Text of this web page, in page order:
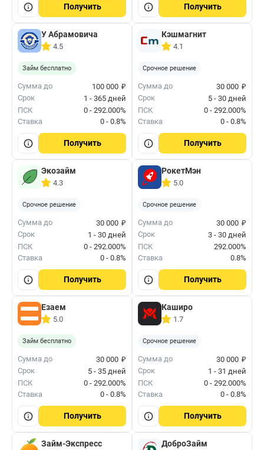
Получить Получить
У Абрамовича
4.5
Займ бесплатно
Сумма до 100 000 ₽
Срок
1 - 365 дней
ПСК
0 - 292.000%
Ставка
0 - 0.8%
Получить
Кэшмагнит
4.1
Срочное решение
Сумма до 30 000 ₽
Срок
5 - 30 дней
ПСК
0 - 292.000%
Ставка
0 - 0.8%
Получить
Экозайм
4.3
Срочное решение
Сумма до 30 000 ₽
Срок
1 - 30 дней
ПСК
0 - 292.000%
Ставка
0 - 0.8%
Получить
РокетМэн
5.0
Срочное решение
Сумма до 30 000 ₽
Срок
3 - 30 дней
ПСК
292.000%
Ставка
0.8%
Получить
Езаем
5.0
Займ бесплатно
Сумма до 30 000 ₽
Срок
5 - 35 дней
ПСК
0 - 292.000%
Ставка
0 - 0.8%
Получить
Каширо
1.7
Срочное решение
Сумма до 30 000 ₽
Срок
1 - 31 дней
ПСК
0 - 292.000%
Ставка
0 - 0.8%
Получить
Займ-Экспресс ДоброЗайм